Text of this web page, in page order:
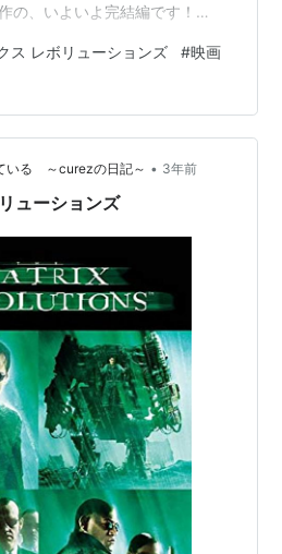
の、いよいよ完結編です！
ス レボリューションズ #映画
いる ～curezの日記～ • 3年前
ューションズ